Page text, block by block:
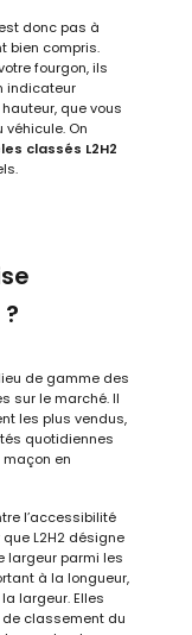
donc pas à
bien compris.
fourgon, ils
indicateur
que vous
On
classés L2H2
de gamme des
sur le marché. Il
les plus vendus,
quotidiennes
en
l’accessibilité
L2H2 désigne
largeur parmi les
à la longueur,
largeur. Elles
de classement du